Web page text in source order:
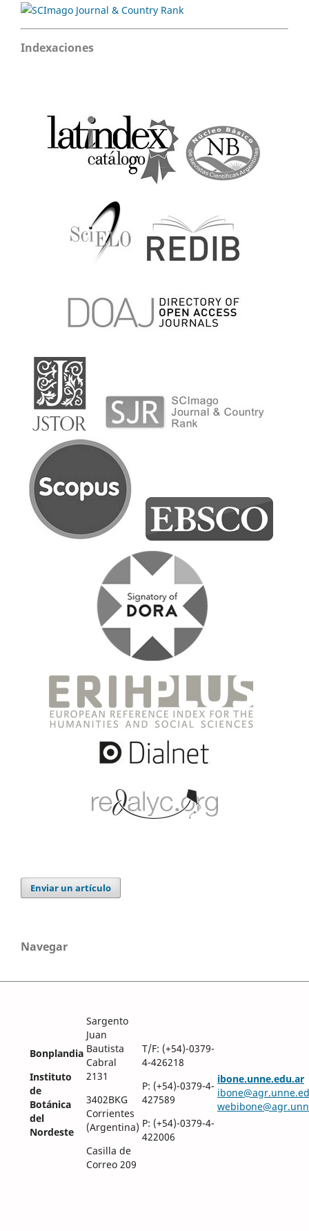
Indexaciones
Enviar un artículo
Navegar
Bonplandia
Instituto
de
Botánica
del
Nordeste
Sargento
Juan
Bautista
Cabral
2131
3402BKG
Corrientes
(Argentina)
Casilla de
Correo 209
T/F: (+54)-0379-
4-426218
P: (+54)-0379-4-
427589
P: (+54)-0379-4-
422006
ibone.unne.edu.ar